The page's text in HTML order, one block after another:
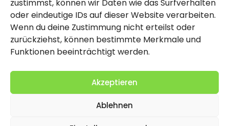
zustimmst, können wir Daten wie das Surfverhalten
oder eindeutige IDs auf dieser Website verarbeiten.
Wenn du deine Zustimmung nicht erteilst oder
zurückziehst, können bestimmte Merkmale und
Funktionen beeinträchtigt werden.
Akzeptieren
Ablehnen
Cookie-Richtlinie (EU)